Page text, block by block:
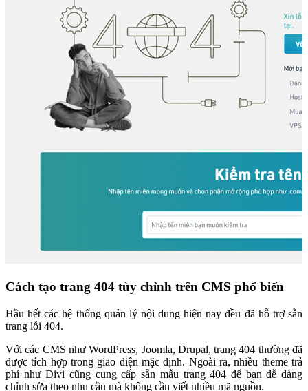
Cách tạo trang 404 tùy chỉnh trên CMS phổ biến
Hầu hết các hệ thống quản lý nội dung hiện nay đều đã hỗ trợ sẵn
trang lỗi 404.
Với các CMS như WordPress, Joomla, Drupal, trang 404 thường đã
được tích hợp trong giao diện mặc định. Ngoài ra, nhiều theme trả
phí như Divi cũng cung cấp sẵn mẫu trang 404 để bạn dễ dàng
chỉnh sửa theo nhu cầu mà không cần viết nhiều mã nguồn.